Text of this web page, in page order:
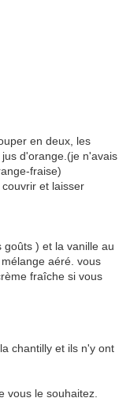
en deux, les
d'orange.(je n'avais
fraise)
et laisser
) et la vanille au
aéré. vous
fraîche si vous
chantilly et ils n'y ont
vous le souhaitez.